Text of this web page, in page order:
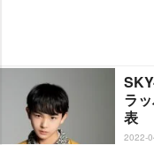
ラ
表
2022-